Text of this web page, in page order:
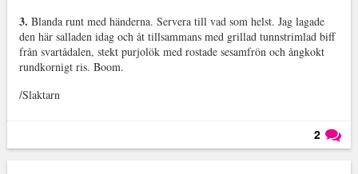
3. Blanda runt med händerna. Servera till vad som helst. Jag lagade
den här salladen idag och åt tillsammans med grillad tunnstrimlad biff
från svartådalen, stekt purjolök med rostade sesamfrön och ångkokt
rundkornigt ris. Boom.
/Slaktarn
2